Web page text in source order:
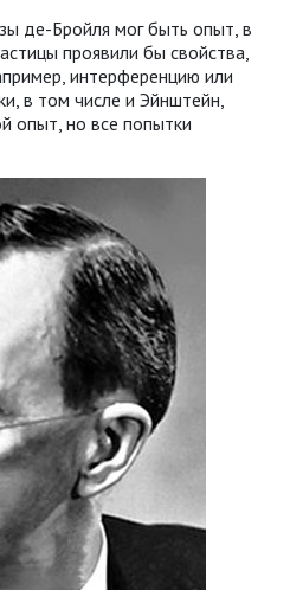
де-Бройля мог быть опыт, в
проявили бы свойства,
интерференцию или
в том числе и Эйнштейн,
опыт, но все попытки